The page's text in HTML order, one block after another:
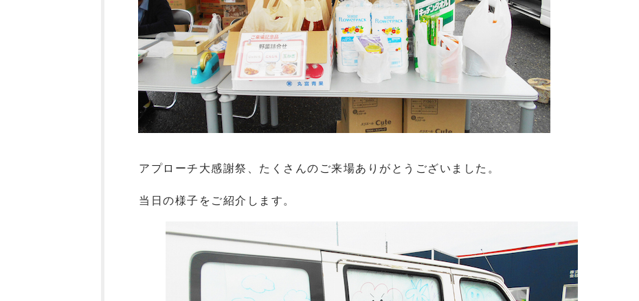
アプローチ大感謝祭、たくさんのご来場ありがとうございました。
当日の様子をご紹介します。